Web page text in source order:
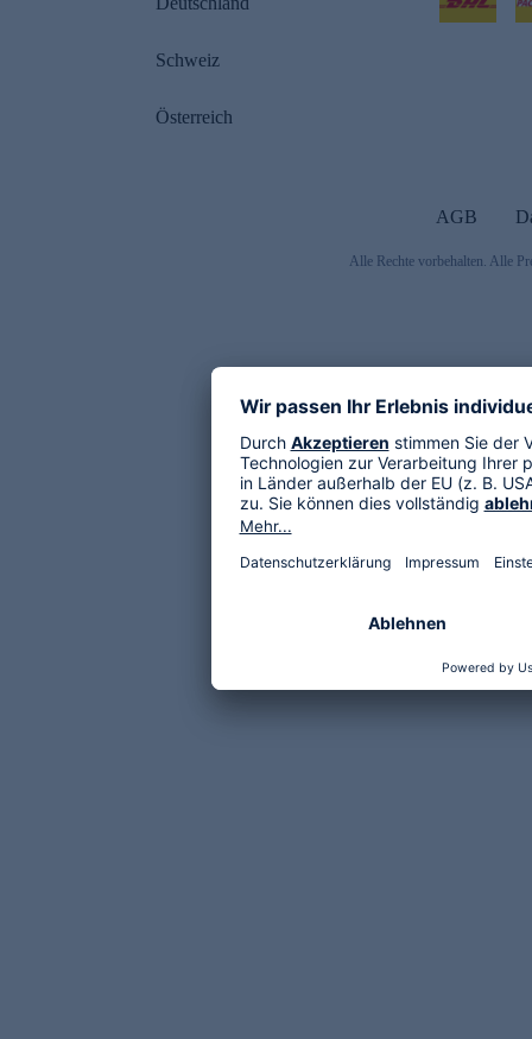
Schweiz
Österreich
AGB
Alle Rechte vorbehalten. Alle